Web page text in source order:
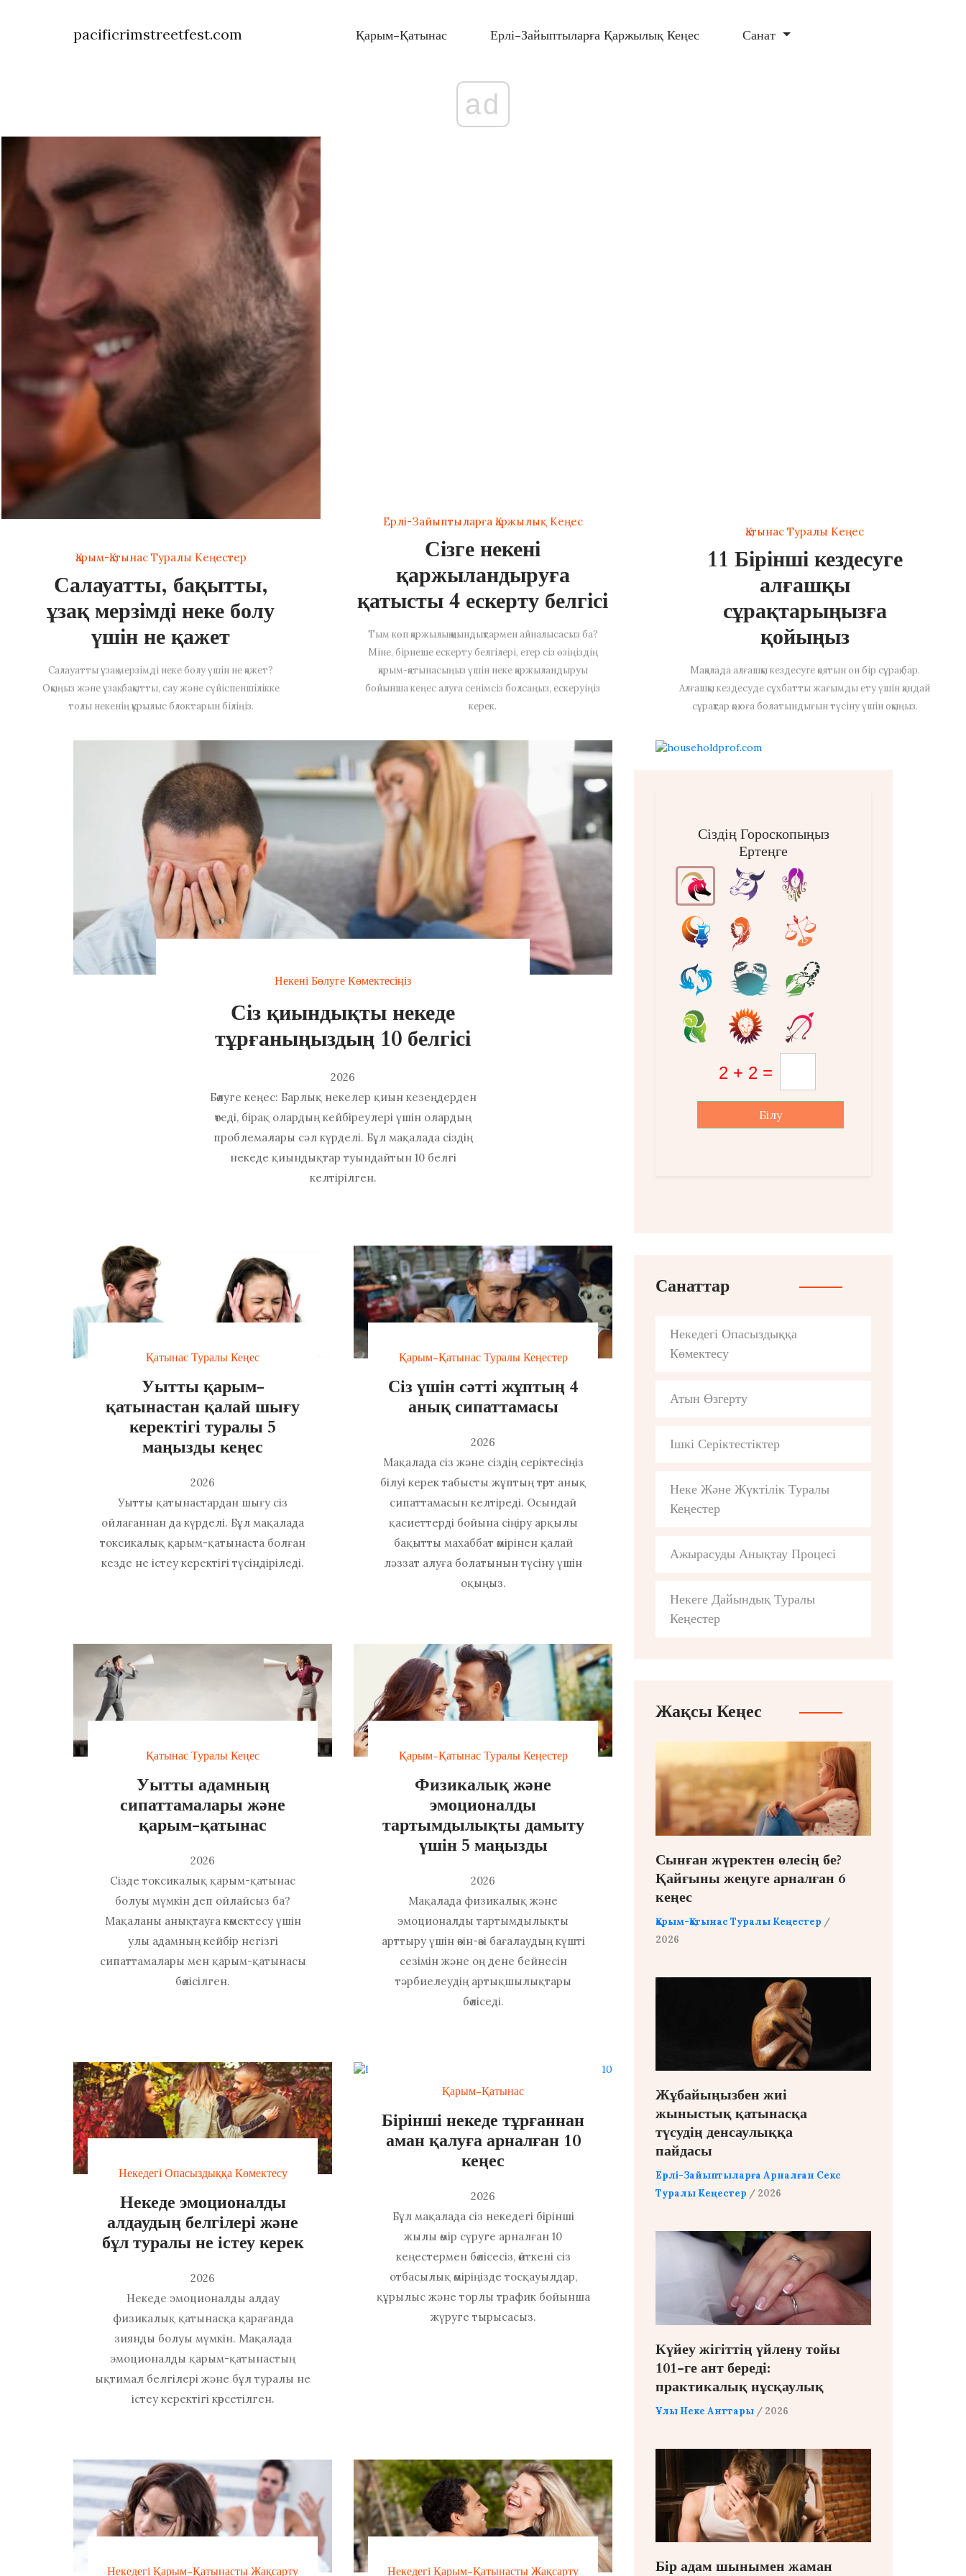
pacificrimstreetfest.com Қарым-Қатынас Ерлі-Зайыптыларға Қаржылық Кеңес Санат
ad
Қарым-Қатынас Туралы Кеңестер
Салауатты, бақытты,
ұзақ мерзімді неке болу
үшін не қажет
Салауатты ұзақ мерзімді неке болу үшін не қажет?
Оқыңыз және ұзақ, бақытты, сау және сүйіспеншілікке
толы некенің құрылыс блоктарын біліңіз.
Ерлі-Зайыптыларға Қаржылық Кеңес
Сізге некені
қаржыландыруға
қатысты 4 ескерту белгісі
Тым көп қаржылық қиындықтармен айналысасыз ба?
Міне, бірнеше ескерту белгілері, егер сіз өзіңіздің
қарым-қатынасыңыз үшін неке қаржыландыруы
бойынша кеңес алуға сенімсіз болсаңыз, ескеруіңіз
керек.
Қатынас Туралы Кеңес
11 Бірінші кездесуге
алғашқы
сұрақтарыңызға
қойыңыз
Мақалада алғашқы кездесуге қоятын он бір сұрақ бар.
Алғашқы кездесуде сұхбатты жағымды ету үшін қандай
сұрақтар қоюға болатындығын түсіну үшін оқыңыз.
Некені Бөлуге Көмектесіңіз
Сіз қиындықты некеде
тұрғаныңыздың 10 белгісі
2026
Бөлуге кеңес: Барлық некелер қиын кезеңдерден
өтеді, бірақ олардың кейбіреулері үшін олардың
проблемалары сәл күрделі. Бұл мақалада сіздің
некеде қиындықтар туындайтын 10 белгі
келтірілген.
Қатынас Туралы Кеңес
Уытты қарым-
қатынастан қалай шығу
керектігі туралы 5
маңызды кеңес
2026
Уытты қатынастардан шығу сіз
ойлағаннан да күрделі. Бұл мақалада
токсикалық қарым-қатынаста болған
кезде не істеу керектігі түсіндіріледі.
Қарым-Қатынас Туралы Кеңестер
Сіз үшін сәтті жұптың 4
анық сипаттамасы
2026
Мақалада сіз және сіздің серіктесіңіз
білуі керек табысты жұптың төрт анық
сипаттамасын келтіреді. Осындай
қасиеттерді бойына сіңіру арқылы
бақытты махаббат өмірінен қалай
ләззат алуға болатынын түсіну үшін
оқыңыз.
Қатынас Туралы Кеңес
Уытты адамның
сипаттамалары және
қарым-қатынас
2026
Сізде токсикалық қарым-қатынас
болуы мүмкін деп ойлайсыз ба?
Мақаланы анықтауға көмектесу үшін
улы адамның кейбір негізгі
сипаттамалары мен қарым-қатынасы
бөлісілген.
Қарым-Қатынас Туралы Кеңестер
Физикалық және
эмоционалды
тартымдылықты дамыту
үшін 5 маңызды
2026
Мақалада физикалық және
эмоционалды тартымдылықты
арттыру үшін өзін-өзі бағалаудың күшті
сезімін және оң дене бейнесін
тәрбиелеудің артықшылықтары
бөліседі.
Некедегі Опасыздыққа Көмектесу
Некеде эмоционалды
алдаудың белгілері және
бұл туралы не істеу керек
2026
Некеде эмоционалды алдау
физикалық қатынасқа қарағанда
зиянды болуы мүмкін. Мақалада
эмоционалды қарым-қатынастың
ықтимал белгілері және бұл туралы не
істеу керектігі көрсетілген.
Қарым-Қатынас
Бірінші некеде тұрғаннан
аман қалуға арналған 10
кеңес
2026
Бұл мақалада сіз некедегі бірінші
жылы өмір сүруге арналған 10
кеңестермен бөлісесіз, өйткені сіз
отбасылық өміріңізде тосқауылдар,
құрылыс және торлы трафик бойынша
жүруге тырысасыз.
Некедегі Қарым-Қатынасты Жақсарту Некедегі Қарым-Қатынасты Жақсарту
Сіздің Гороскопыңыз
Ертеңге
Білу
Санаттар
Некедегі Опасыздыққа
Көмектесу
Атын Өзгерту
Ішкі Серіктестіктер
Неке Және Жүктілік Туралы
Кеңестер
Ажырасуды Анықтау Процесі
Некеге Дайындық Туралы
Кеңестер
Жақсы Кеңес
Сынған жүректен өлесің бе?
Қайғыны жеңуге арналған 6
кеңес
Қарым-Қатынас Туралы Кеңестер /
2026
Жұбайыңызбен жиі
жыныстық қатынасқа
түсудің денсаулыққа
пайдасы
Ерлі-Зайыптыларға Арналған Секс
Туралы Кеңестер / 2026
Күйеу жігіттің үйлену тойы
101-ге ант береді:
практикалық нұсқаулық
Ұлы Неке Анттары / 2026
Бір адам шынымен жаман